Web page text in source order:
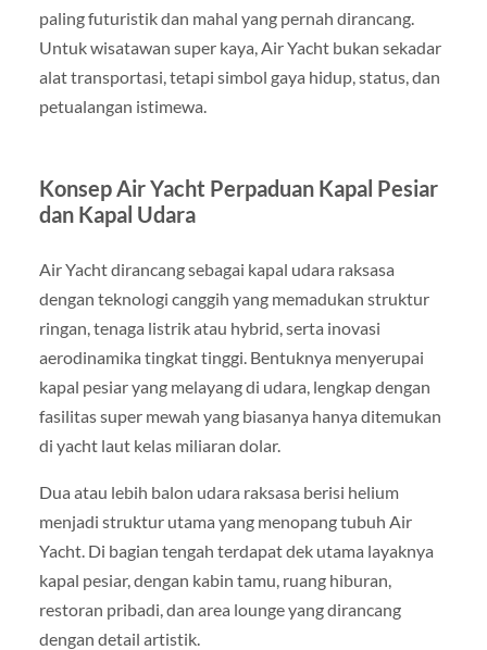
paling futuristik dan mahal yang pernah dirancang.
Untuk wisatawan super kaya, Air Yacht bukan sekadar
alat transportasi, tetapi simbol gaya hidup, status, dan
petualangan istimewa.
Konsep Air Yacht Perpaduan Kapal Pesiar
dan Kapal Udara
Air Yacht dirancang sebagai kapal udara raksasa
dengan teknologi canggih yang memadukan struktur
ringan, tenaga listrik atau hybrid, serta inovasi
aerodinamika tingkat tinggi. Bentuknya menyerupai
kapal pesiar yang melayang di udara, lengkap dengan
fasilitas super mewah yang biasanya hanya ditemukan
di yacht laut kelas miliaran dolar.
Dua atau lebih balon udara raksasa berisi helium
menjadi struktur utama yang menopang tubuh Air
Yacht. Di bagian tengah terdapat dek utama layaknya
kapal pesiar, dengan kabin tamu, ruang hiburan,
restoran pribadi, dan area lounge yang dirancang
dengan detail artistik.